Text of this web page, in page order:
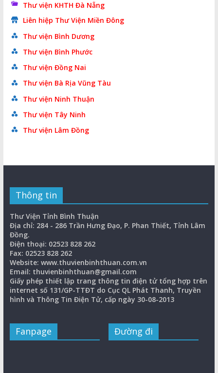
Thư viện KHTH Đà Nẵng
Liên hiệp Thư Viện Miền Đông
Thư viện Bình Dương
Thư viện Bình Phước
Thư viện Đồng Nai
Thư viện Bà Rịa Vũng Tàu
Thư viện Ninh Thuận
Thư viện Tây Ninh
Thư viện Lâm Đồng
Thông tin
Thư Viện Tỉnh Bình Thuận
Địa chỉ: 284 - 286 Trần Hưng Đạo, P. Phan Thiết, Tỉnh Lâm
Đồng.
Điện thoại: 02523 828 262
Fax: 02523 828 262
Website: www.thuvienbinhthuan.com.vn
Email: thuvienbinhthuan@gmail.com
Giấy phép thiết lập trang thông tin điện tử tổng hợp trên
internet số 131/GP-TTĐT do Cục QL Phát Thanh, Truyền
hình và Thông Tin Điện Tử, cấp ngày 30-08-2013
Fanpage Đường đi